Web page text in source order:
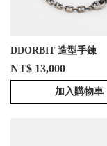
DDORBIT 造型手鍊
NT$ 13,000
加入購物車